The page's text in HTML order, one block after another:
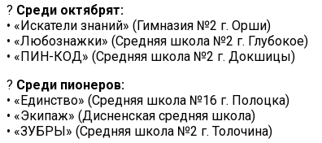
? Среди октябрят:
• «Искатели знаний» (Гимназия №2 г. Орши)
• «Любознажки» (Средняя школа №2 г. Глубокое)
• «ПИН-КОД» (Средняя школа №2 г. Докшицы)
? Среди пионеров:
• «Единство» (Средняя школа №16 г. Полоцка)
• «Экипаж» (Дисненская средняя школа)
• «ЗУБРЫ» (Средняя школа №2 г. Толочина)